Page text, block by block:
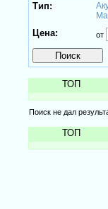
Тип:
Цена: от
ТОП
Поиск не дал
ТОП